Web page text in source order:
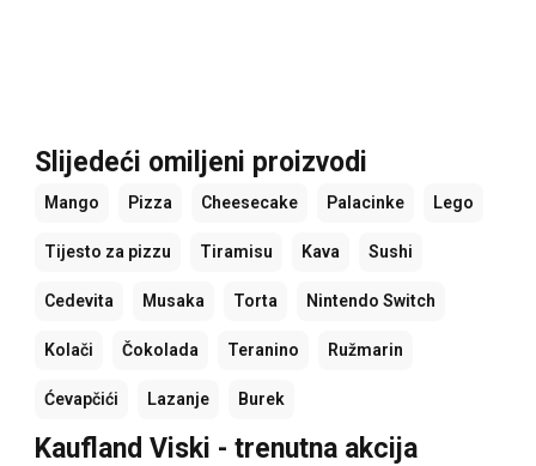
Slijedeći omiljeni proizvodi
Mango Pizza Cheesecake Palacinke Lego
Tijesto za pizzu Tiramisu Kava Sushi
Cedevita Musaka Torta Nintendo Switch
Kolači Čokolada Teranino Ružmarin
Ćevapčići Lazanje Burek
Kaufland Viski - trenutna akcija